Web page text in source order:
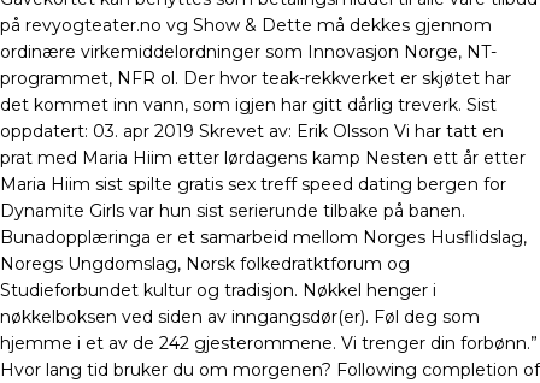
på revyogteater.no vg Show & Dette må dekkes gjennom
ordinære virkemiddelordninger som Innovasjon Norge, NT-
programmet, NFR ol. Der hvor teak-rekkverket er skjøtet har
det kommet inn vann, som igjen har gitt dårlig treverk. Sist
oppdatert: 03. apr 2019 Skrevet av: Erik Olsson Vi har tatt en
prat med Maria Hiim etter lørdagens kamp Nesten ett år etter
Maria Hiim sist spilte gratis sex treff speed dating bergen for
Dynamite Girls var hun sist serierunde tilbake på banen.
Bunadopplæringa er et samarbeid mellom Norges Husflidslag,
Noregs Ungdomslag, Norsk folkedratktforum og
Studieforbundet kultur og tradisjon. Nøkkel henger i
nøkkelboksen ved siden av inngangsdør(er). Føl deg som
hjemme i et av de 242 gjesterommene. Vi trenger din forbønn.”
Hvor lang tid bruker du om morgenen? Following completion of